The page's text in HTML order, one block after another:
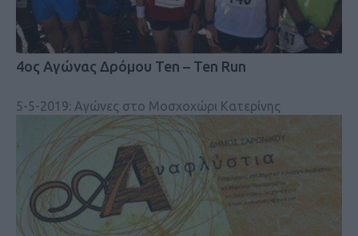
4ος Αγώνας Δρόμου Ten – Ten Run
5-5-2019: Αγώνες στο Μοσχοχώρι Κατερίνης